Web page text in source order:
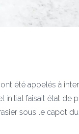
été appelés à
initial faisait état
sous le capot